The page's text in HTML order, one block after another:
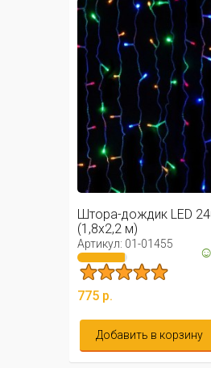
Штора-дождик LED
(1,8х2,2 м)
Артикул: 01-01455 ☺
775 р.
Добавить в корзину